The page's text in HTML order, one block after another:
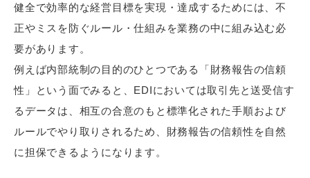
健全で効率的な経営目標を実現・達成するためには、不
正やミスを防ぐルール・仕組みを業務の中に組み込む必
要があります。
例えば内部統制の目的のひとつである「財務報告の信頼
性」という面でみると、EDIにおいては取引先と送受信す
るデータは、相互の合意のもと標準化された手順および
ルールでやり取りされるため、財務報告の信頼性を自然
に担保できるようになります。